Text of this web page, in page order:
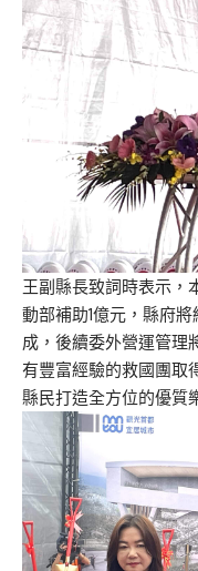
王副縣長致詞時表示，
動部補助1億元，縣府
成，後續委外營運管理
有豐富經驗的救國團取
縣民打造全方位的優質